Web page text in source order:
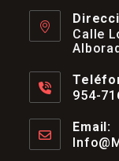
Calle
954-
Abre
En
Tu
Email: